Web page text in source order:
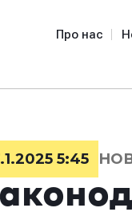
Про нас
5:45